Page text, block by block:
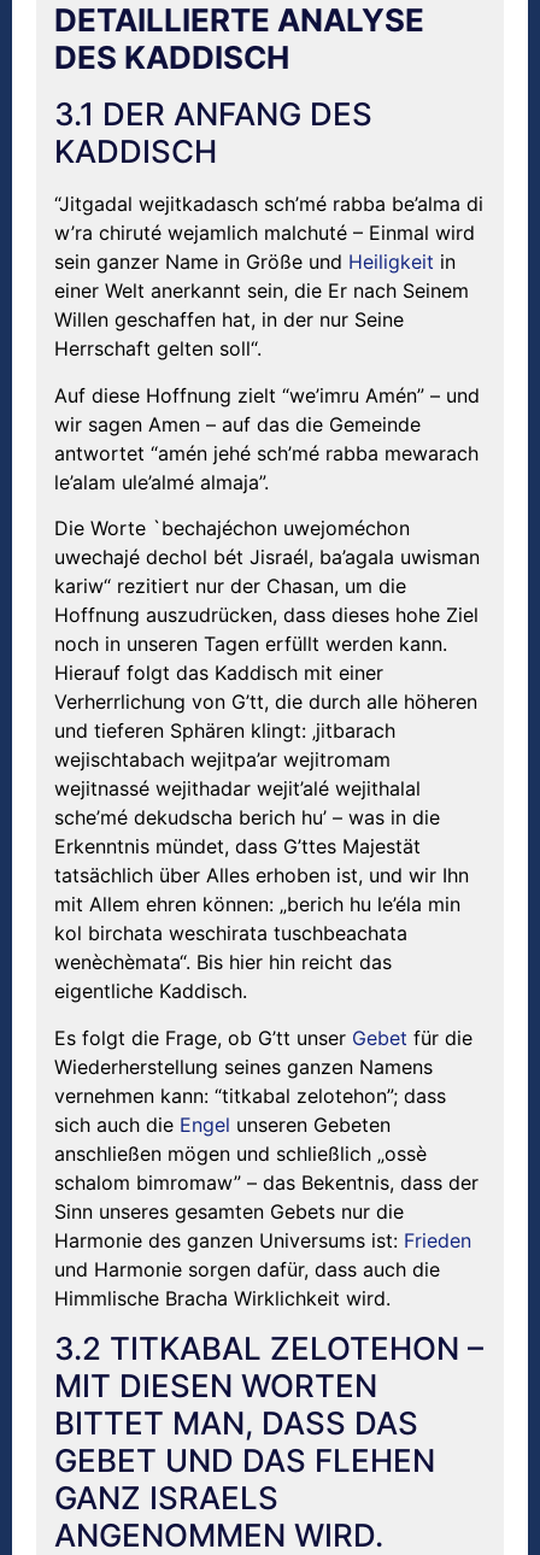
DETAILLIERTE ANALYSE
DES KADDISCH
3.1 DER ANFANG DES
KADDISCH
“Jitgadal wejitkadasch sch’mé rabba be’alma di
w’ra chiruté wejamlich malchuté – Einmal wird
sein ganzer Name in Größe und Heiligkeit in
einer Welt anerkannt sein, die Er nach Seinem
Willen geschaffen hat, in der nur Seine
Herrschaft gelten soll“.
Auf diese Hoffnung zielt “we’imru Amén” – und
wir sagen Amen – auf das die Gemeinde
antwortet “amén jehé sch’mé rabba mewarach
le’alam ule’almé almaja”.
Die Worte `bechajéchon uwejoméchon
uwechajé dechol bét Jisraél, ba’agala uwisman
kariw“ rezitiert nur der Chasan, um die
Hoffnung auszudrücken, dass dieses hohe Ziel
noch in unseren Tagen erfüllt werden kann.
Hierauf folgt das Kaddisch mit einer
Verherrlichung von G’tt, die durch alle höheren
und tieferen Sphären klingt: ‚jitbarach
wejischtabach wejitpa’ar wejitromam
wejitnassé wejithadar wejit’alé wejithalal
sche’mé dekudscha berich hu’ – was in die
Erkenntnis mündet, dass G’ttes Majestät
tatsächlich über Alles erhoben ist, und wir Ihn
mit Allem ehren können: „berich hu le’éla min
kol birchata weschirata tuschbeachata
wenèchèmata“. Bis hier hin reicht das
eigentliche Kaddisch.
Es folgt die Frage, ob G’tt unser Gebet für die
Wiederherstellung seines ganzen Namens
vernehmen kann: “titkabal zelotehon”; dass
sich auch die Engel unseren Gebeten
anschließen mögen und schließlich „ossè
schalom bimromaw” – das Bekentnis, dass der
Sinn unseres gesamten Gebets nur die
Harmonie des ganzen Universums ist: Frieden
und Harmonie sorgen dafür, dass auch die
Himmlische Bracha Wirklichkeit wird.
3.2 TITKABAL ZELOTEHON –
MIT DIESEN WORTEN
BITTET MAN, DASS DAS
GEBET UND DAS FLEHEN
GANZ ISRAELS
ANGENOMMEN WIRD.